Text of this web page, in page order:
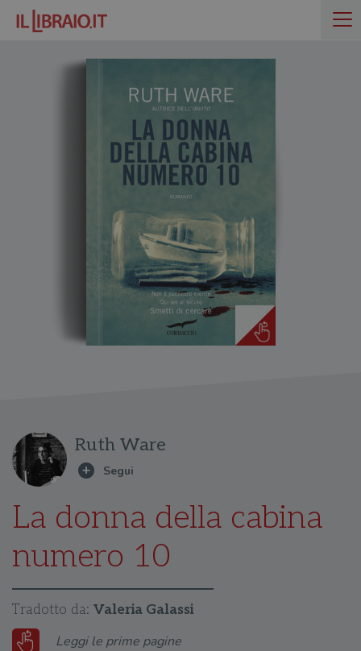
Ruth Ware
La donna della cabina
numero 10
Tradotto da: Valeria Galassi
Leggi le prime pagine